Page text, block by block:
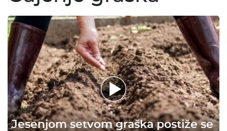
Jesenjom setvom graška postiže se